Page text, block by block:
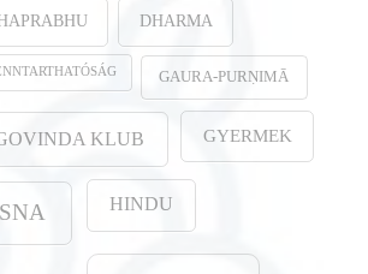
DHARMA
GAURA-PURṆIMĀ
KLUB GYERMEK
HINDU